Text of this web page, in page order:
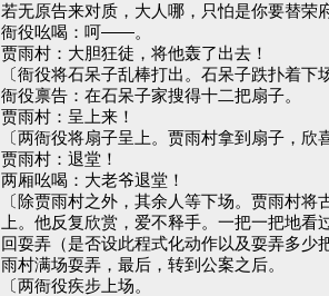
若无原告来对质，大人哪，只怕是你要替荣
衙役吆喝：呵——。
贾雨村：大胆狂徒，将他轰了出去！
〔衙役将石呆子乱棒打出。石呆子跌扑着下
衙役禀告：在石呆子家搜得十二把扇子。
贾雨村：呈上来！
〔两衙役将扇子呈上。贾雨村拿到扇子，欣
贾雨村：退堂！
两厢吆喝：大老爷退堂！
〔除贾雨村之外，其余人等下场。贾雨村
上。他反复欣赏，爱不释手。一把一把地看
回耍弄（是否设此程式化动作以及耍弄多少
雨村满场耍弄，最后，转到公案之后。
〔两衙役疾步上场。